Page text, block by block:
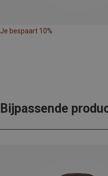
Je bespaart 10%
Bijpassende